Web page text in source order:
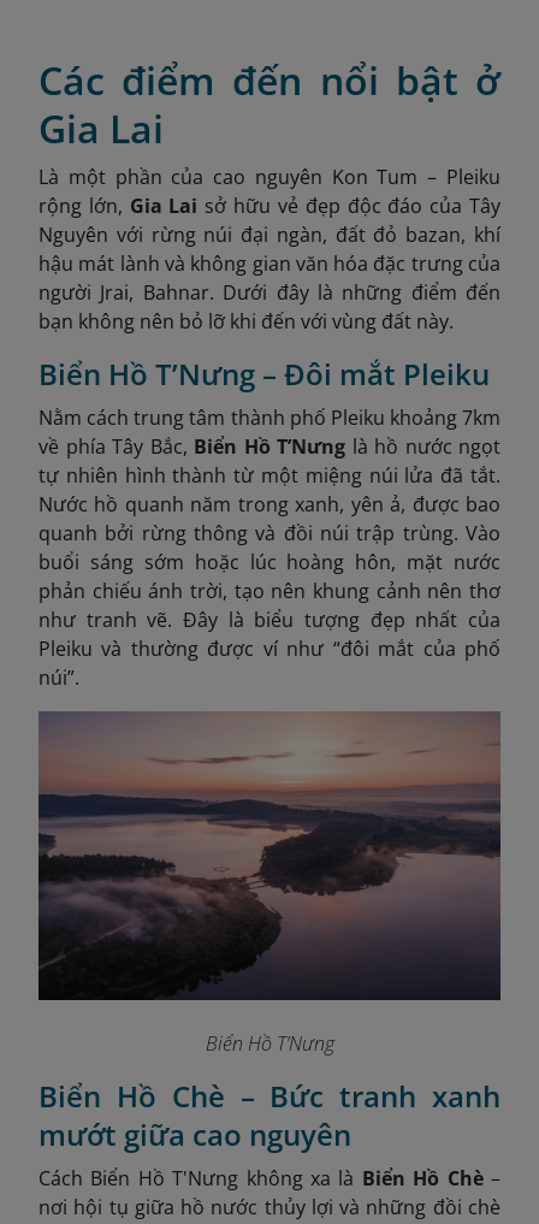
Các điểm đến nổi bật ở
Gia Lai
Là một phần của cao nguyên Kon Tum – Pleiku
rộng lớn, Gia Lai sở hữu vẻ đẹp độc đáo của Tây
Nguyên với rừng núi đại ngàn, đất đỏ bazan, khí
hậu mát lành và không gian văn hóa đặc trưng của
người Jrai, Bahnar. Dưới đây là những điểm đến
bạn không nên bỏ lỡ khi đến với vùng đất này.
Biển Hồ T’Nưng – Đôi mắt Pleiku
Nằm cách trung tâm thành phố Pleiku khoảng 7km
về phía Tây Bắc, Biển Hồ T’Nưng là hồ nước ngọt
tự nhiên hình thành từ một miệng núi lửa đã tắt.
Nước hồ quanh năm trong xanh, yên ả, được bao
quanh bởi rừng thông và đồi núi trập trùng. Vào
buổi sáng sớm hoặc lúc hoàng hôn, mặt nước
phản chiếu ánh trời, tạo nên khung cảnh nên thơ
như tranh vẽ. Đây là biểu tượng đẹp nhất của
Pleiku và thường được ví như “đôi mắt của phố
núi”.
Biển Hồ T’Nưng
Biển Hồ Chè – Bức tranh xanh
mướt giữa cao nguyên
Cách Biển Hồ T'Nưng không xa là Biển Hồ Chè–
nơi hội tụ giữa hồ nước thủy lợi và những đồi chè